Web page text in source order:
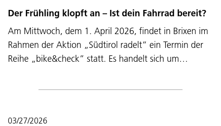
Der Frühling klopft an – Ist dein Fahrrad bereit?
Am Mittwoch, dem 1. April 2026, findet in Brixen im
Rahmen der Aktion „Südtirol radelt” ein Termin der
Reihe „bike&check” statt. Es handelt sich um…
03/27/2026